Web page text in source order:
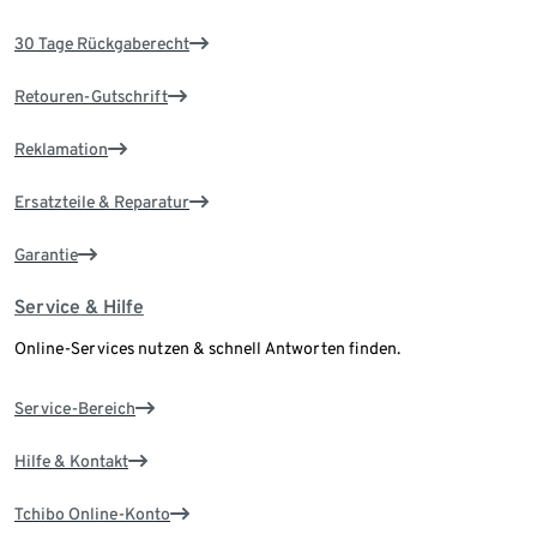
30 Tage Rückgaberecht
Retouren-Gutschrift
Reklamation
Ersatzteile & Reparatur
Garantie
Service & Hilfe
Online-Services nutzen & schnell Antworten finden.
Service-Bereich
Hilfe & Kontakt
Tchibo Online-Konto